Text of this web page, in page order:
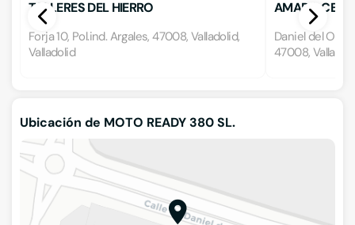
TALLERES DEL HIERRO
Forja 10, Pol.ind. Argales, 47008, Valladolid,
Valladolid
AMARO
Daniel del Olmo
47008,
Ubicación de MOTO READY 380 SL.